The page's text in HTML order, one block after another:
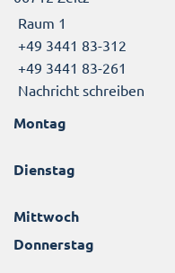
Raum 1
+49 3441 83-312
+49 3441 83-261
Nachricht schreiben
Montag
Dienstag
Mittwoch
Donnerstag